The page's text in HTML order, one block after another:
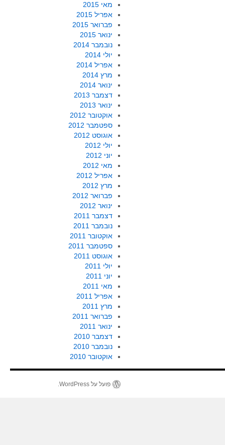
מאי 2015
אפריל 2015
פברואר 2015
ינואר 2015
נובמבר 2014
יולי 2014
אפריל 2014
מרץ 2014
ינואר 2014
דצמבר 2013
ינואר 2013
אוקטובר 2012
ספטמבר 2012
אוגוסט 2012
יולי 2012
יוני 2012
מאי 2012
אפריל 2012
מרץ 2012
פברואר 2012
ינואר 2012
דצמבר 2011
נובמבר 2011
אוקטובר 2011
ספטמבר 2011
אוגוסט 2011
יולי 2011
יוני 2011
מאי 2011
אפריל 2011
מרץ 2011
פברואר 2011
ינואר 2011
דצמבר 2010
נובמבר 2010
אוקטובר 2010
פועל על WordPress.